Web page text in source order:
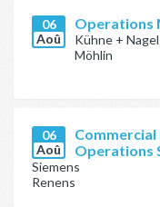
06
Aoû
Operations
Kühne +
Möhlin
06
Aoû
Commercial
Operations
Siemens
Renens